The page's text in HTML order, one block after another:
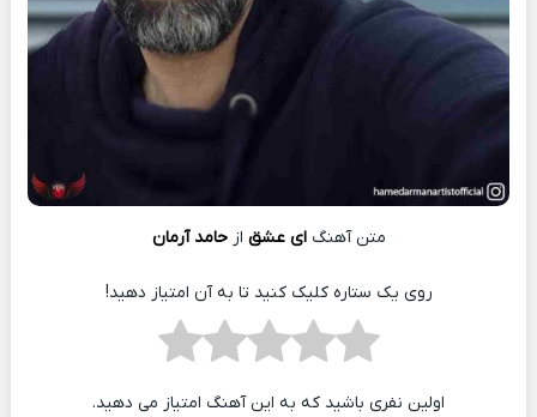
متن آهنگای عشق ازحامد آرمان
روی یک ستاره کلیک کنید تا به آن امتیاز دهید!
اولین نفری باشید که به این آهنگ امتیاز می دهید.